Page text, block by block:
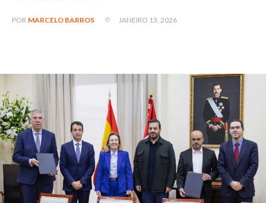
POR MARCELO BARROS JANEIRO 13, 2026